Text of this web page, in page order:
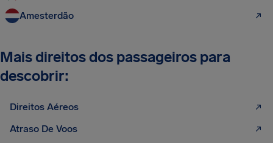
Amesterdão
Mais direitos dos passageiros para
descobrir:
Direitos Aéreos
Atraso De Voos